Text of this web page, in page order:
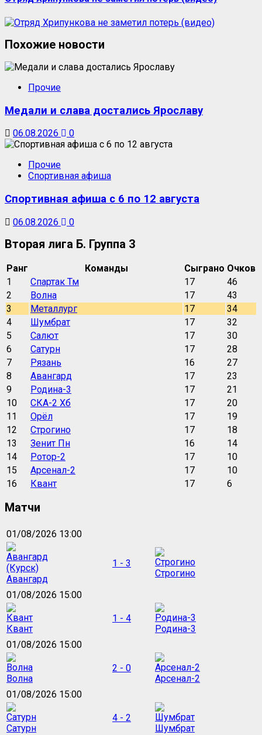
Похожие новости
Прочие
Медали и слава достались Ярославу
06.08.2026 0
Прочие
Спортивная афиша
Спортивная афиша с 6 по 12 августа
06.08.2026 0
Вторая лига Б. Группа 3
Ранг Команды Сыграно Очков
1
Спартак Тм 17
46
2
Волна 17
43
3
Металлург 17
34
4
Шумбрат 17
32
5
Салют 17
30
6
Сатурн 17
28
7
Рязань 16
27
8
Авангард 17
23
9
Родина-3 17
21
10
СКА-2 Хб 17
20
11
Орёл 17
19
12
Строгино 17
18
13
Зенит Пн 16
14
14
Ротор-2 17
10
15
Арсенал-2 17
10
16
Квант 17 6
Матчи
01/08/2026 13:00
Авангард
1 - 3
Строгино
01/08/2026 15:00
Квант
1 - 4
Родина-3
01/08/2026 15:00
Волна
2 - 0
Арсенал-2
01/08/2026 15:00
Сатурн
4 - 2
Шумбрат